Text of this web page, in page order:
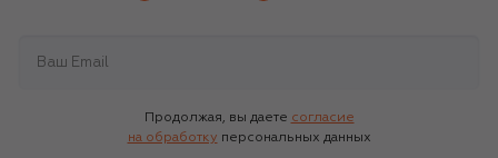
Продолжая, вы даете согласие
на обработку персональных данных